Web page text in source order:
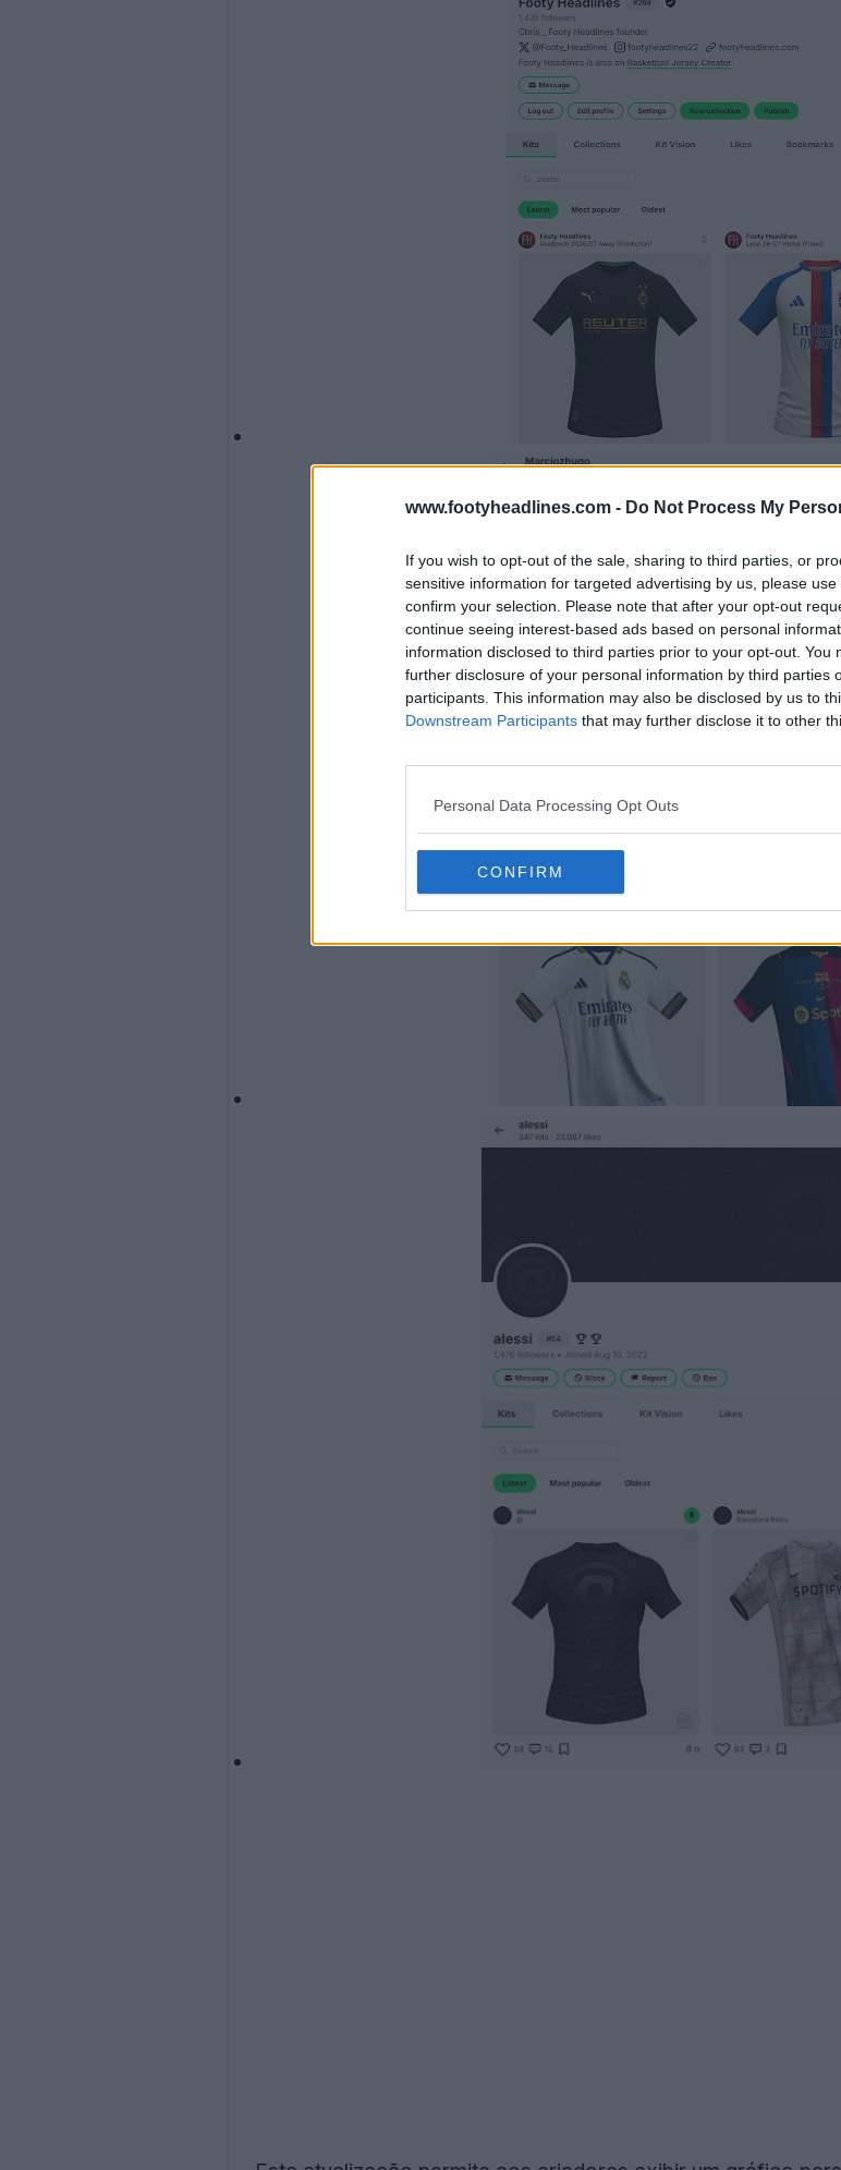
www.footyheadlines.com - Do Not Process My
If you wish to opt-out of the sale, sharing to third parties, or
sensitive information for targeted advertising by us, please
confirm your selection. Please note that after your opt-out
continue seeing interest-based ads based on personal
information disclosed to third parties prior to your opt-out. You
further disclosure of your personal information by third parties
participants. This information may also be disclosed by us to
Downstream Participants that may further disclose it to other
Personal Data Processing Opt Outs
CONFIRM